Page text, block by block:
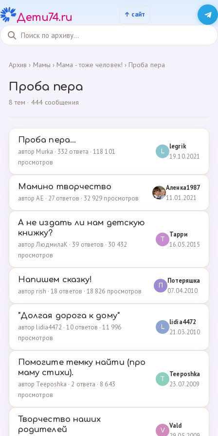
Дети74.ru
Архив › Мамы › Мама - тоже человек! › Проба пера
Проба пера
8 тем · 444 сообщения
Проба пера...
автор Murka · 332 ответа · 118 101
просмотров
L
legrik
19.10.2021
Мамино творчество
автор AE · 27 ответов · 32 929 просмотров
Аленка1987
11.01.2021
А не издать ли нам детскую
книжку?
автор ЛюдмилаК · 39 ответов · 30 432
просмотров
Т
Тарри
16.05.2015
Напишем сказку!
автор rish · 18 ответов · 18 826 просмотров
Потеряшка
07.04.2010
"Долгая дорога к дому"
автор lidia4472 · 10 ответов · 11 996
просмотров
L
lidia4472
21.03.2010
Помогите темку найти (про
маму стихи).
автор Teeposhka · 2 ответа · 8 643
просмотров
T
Teeposhka
23.07.2009
Творчество наших
родителей
V
Vald